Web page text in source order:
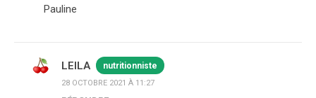
Pauline
LEILA nutritionniste
28 OCTOBRE 2021 À 11:27